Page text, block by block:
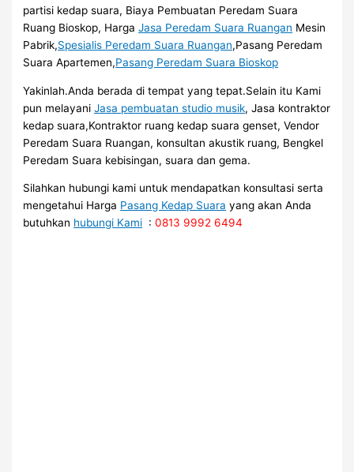
partisi kedap suara, Biaya Pembuatan Peredam Suara
Ruang Bioskop, HargaJasa Peredam Suara Ruangan Mesin
Pabrik,Spesialis Peredam Suara Ruangan,Pasang Peredam
Suara Apartemen,Pasang Peredam Suara Bioskop
Yakinlah.Anda berada di tempat yang tepat.Selain itu Kami
pun melayaniJasa pembuatan studio musik, Jasa kontraktor
kedap suara,Kontraktor ruang kedap suara genset, Vendor
Peredam Suara Ruangan, konsultan akustik ruang, Bengkel
Peredam Suara kebisingan, suara dan gema.
Silahkan hubungi kami untuk mendapatkan konsultasi serta
mengetahui Harga Pasang Kedap Suara yang akan Anda
butuhkan hubungi Kami :0813 9992 6494